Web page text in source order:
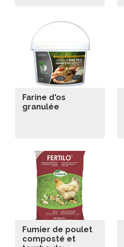
Farine d'os
granulée
Fumier de poulet
composté et